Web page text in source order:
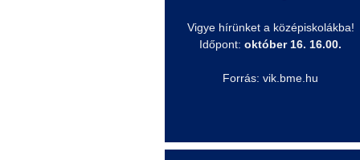
Vigye hírünket a középiskolákba!
Időpont: október 16. 16.00.
Forrás: vik.bme.hu